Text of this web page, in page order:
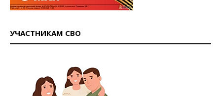
УЧАСТНИКАМ СВО